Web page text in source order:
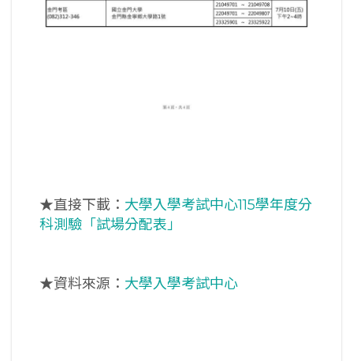
★直接下載： 大學入學考試中心115學年度分
科測驗「試場分配表」
★資料來源： 大學入學考試中心